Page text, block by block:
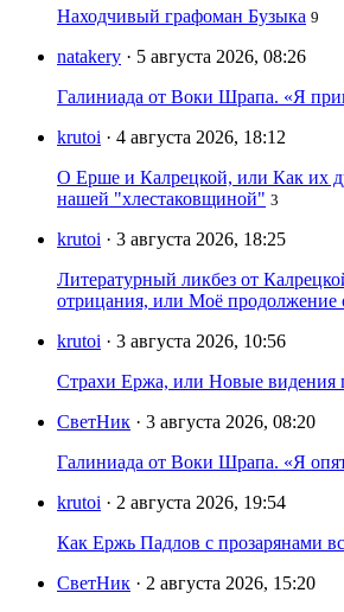
Находчивый графоман Бузыка 9
natakery · 5 августа 2026, 08:26
Галиниада от Воки Шрапа. «Я
krutoi · 4 августа 2026, 18:12
О Ерше и Калрецкой, или Как их
нашей "хлестаковщиной" 3
krutoi · 3 августа 2026, 18:25
Литературный ликбез от
отрицания, или Моё
krutoi · 3 августа 2026, 10:56
Страхи Ержа, или Новые видения
СветНик · 3 августа 2026, 08:20
Галиниада от Воки Шрапа. «Я
krutoi · 2 августа 2026, 19:54
Как Ержь Падлов с прозарянами
СветНик · 2 августа 2026, 15:20